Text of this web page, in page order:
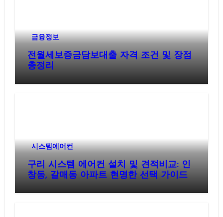
금융정보
전월세보증금담보대출 자격 조건 및 장점
총정리
시스템에어컨
구리 시스템 에어컨 설치 및 견적비교: 인
창동, 갈매동 아파트 현명한 선택 가이드